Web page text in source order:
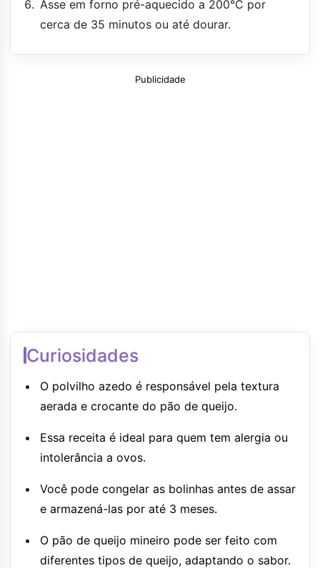
Asse em forno pré-aquecido a 200°C por
cerca de 35 minutos ou até dourar.
Publicidade
Curiosidades
O polvilho azedo é responsável pela textura
aerada e crocante do pão de queijo.
Essa receita é ideal para quem tem alergia ou
intolerância a ovos.
Você pode congelar as bolinhas antes de assar
e armazená-las por até 3 meses.
O pão de queijo mineiro pode ser feito com
diferentes tipos de queijo, adaptando o sabor.